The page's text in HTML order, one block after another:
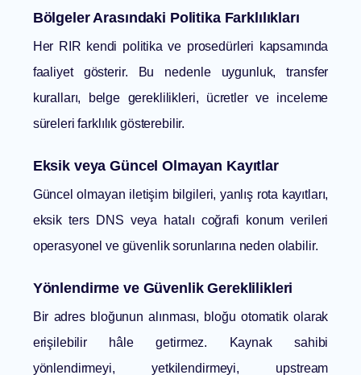
Bölgeler Arasındaki Politika Farklılıkları
Her RIR kendi politika ve prosedürleri kapsamında
faaliyet gösterir. Bu nedenle uygunluk, transfer
kuralları, belge gereklilikleri, ücretler ve inceleme
süreleri farklılık gösterebilir.
Eksik veya Güncel Olmayan Kayıtlar
Güncel olmayan iletişim bilgileri, yanlış rota kayıtları,
eksik ters DNS veya hatalı coğrafi konum verileri
operasyonel ve güvenlik sorunlarına neden olabilir.
Yönlendirme ve Güvenlik Gereklilikleri
Bir adres bloğunun alınması, bloğu otomatik olarak
erişilebilir hâle getirmez. Kaynak sahibi
yönlendirmeyi, yetkilendirmeyi, upstream